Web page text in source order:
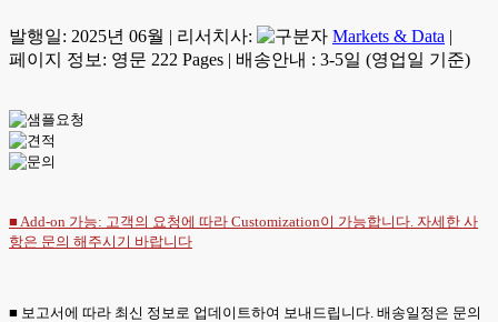
발행일: 2025년 06월 | 리서치사: Markets & Data |
페이지 정보: 영문 222 Pages | 배송안내 : 3-5일 (영업일 기준)
■ Add-on 가능: 고객의 요청에 따라 Customization이 가능합니다. 자세한 사
항은 문의 해주시기 바랍니다
■ 보고서에 따라 최신 정보로 업데이트하여 보내드립니다. 배송일정은 문의